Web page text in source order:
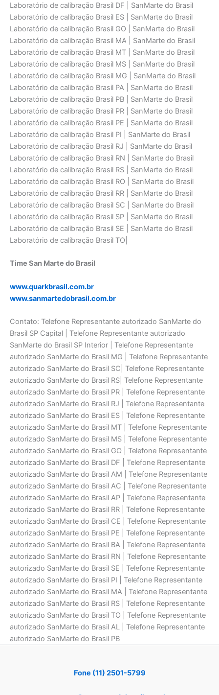
Laboratório de calibraçāo Brasil DF | SanMarte do Brasil
Laboratório de calibraçāo Brasil ES | SanMarte do Brasil
Laboratório de calibraçāo Brasil GO | SanMarte do Brasil
Laboratório de calibraçāo Brasil MA | SanMarte do Brasil
Laboratório de calibraçāo Brasil MT | SanMarte do Brasil
Laboratório de calibraçāo Brasil MS | SanMarte do Brasil
Laboratório de calibraçāo Brasil MG | SanMarte do Brasil
Laboratório de calibraçāo Brasil PA | SanMarte do Brasil
Laboratório de calibraçāo Brasil PB | SanMarte do Brasil
Laboratório de calibraçāo Brasil PR | SanMarte do Brasil
Laboratório de calibraçāo Brasil PE | SanMarte do Brasil
Laboratório de calibraçāo Brasil PI | SanMarte do Brasil
Laboratório de calibraçāo Brasil RJ | SanMarte do Brasil
Laboratório de calibraçāo Brasil RN | SanMarte do Brasil
Laboratório de calibraçāo Brasil RS | SanMarte do Brasil
Laboratório de calibraçāo Brasil RO | SanMarte do Brasil
Laboratório de calibraçāo Brasil RR | SanMarte do Brasil
Laboratório de calibraçāo Brasil SC | SanMarte do Brasil
Laboratório de calibraçāo Brasil SP | SanMarte do Brasil
Laboratório de calibraçāo Brasil SE | SanMarte do Brasil
Laboratório de calibraçāo Brasil TO|
Time San Marte do Brasil
www.quarkbrasil.com.br
www.sanmartedobrasil.com.br
Contato: Telefone Representante autorizado SanMarte do
Brasil SP Capital | Telefone Representante autorizado
SanMarte do Brasil SP Interior | Telefone Representante
autorizado SanMarte do Brasil MG | Telefone Representante
autorizado SanMarte do Brasil SC| Telefone Representante
autorizado SanMarte do Brasil RS| Telefone Representante
autorizado SanMarte do Brasil PR | Telefone Representante
autorizado SanMarte do Brasil RJ | Telefone Representante
autorizado SanMarte do Brasil ES | Telefone Representante
autorizado SanMarte do Brasil MT | Telefone Representante
autorizado SanMarte do Brasil MS | Telefone Representante
autorizado SanMarte do Brasil GO | Telefone Representante
autorizado SanMarte do Brasil DF | Telefone Representante
autorizado SanMarte do Brasil AM | Telefone Representante
autorizado SanMarte do Brasil AC | Telefone Representante
autorizado SanMarte do Brasil AP | Telefone Representante
autorizado SanMarte do Brasil RR | Telefone Representante
autorizado SanMarte do Brasil CE | Telefone Representante
autorizado SanMarte do Brasil PE | Telefone Representante
autorizado SanMarte do Brasil BA | Telefone Representante
autorizado SanMarte do Brasil RN | Telefone Representante
autorizado SanMarte do Brasil SE | Telefone Representante
autorizado SanMarte do Brasil PI | Telefone Representante
autorizado SanMarte do Brasil MA | Telefone Representante
autorizado SanMarte do Brasil RS | Telefone Representante
autorizado SanMarte do Brasil TO | Telefone Representante
autorizado SanMarte do Brasil AL | Telefone Representante
autorizado SanMarte do Brasil PB
Fone (11) 2501-5799